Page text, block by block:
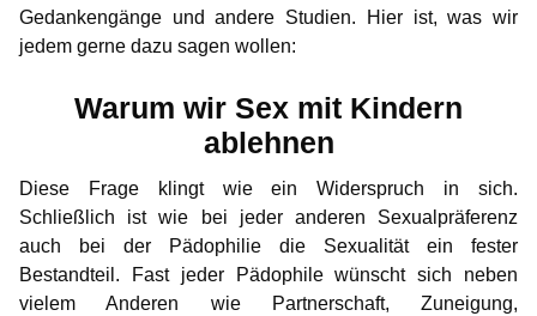
Gedankengänge und andere Studien. Hier ist, was wir
jedem gerne dazu sagen wollen:
Warum wir Sex mit Kindern
ablehnen
Diese Frage klingt wie ein Widerspruch in sich.
Schließlich ist wie bei jeder anderen Sexualpräferenz
auch bei der Pädophilie die Sexualität ein fester
Bestandteil. Fast jeder Pädophile wünscht sich neben
vielem Anderen wie Partnerschaft, Zuneigung,